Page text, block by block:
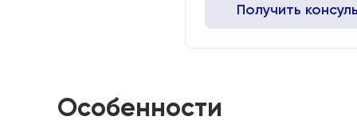
Получить
Особенности